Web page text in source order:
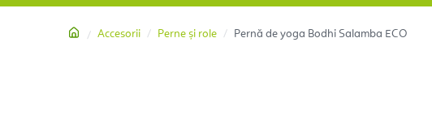
AcasăAccesorii Perne și role Pernă de yoga Bodhi Salamba ECO